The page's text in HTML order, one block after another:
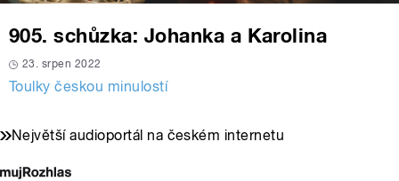
905. schůzka: Johanka a Karolina
23. srpen 2022
Toulky českou minulostí
Největší audioportál na českém internetu